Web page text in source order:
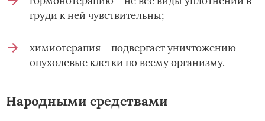
груди к ней чувствительны;
химиотерапия – подвергает уничтожению
опухолевые клетки по всему организму.
Народными средствами